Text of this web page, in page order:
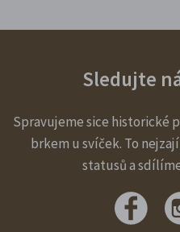
Sledujte
Spravujeme sice historické
brkem u svíček. To
statusů a